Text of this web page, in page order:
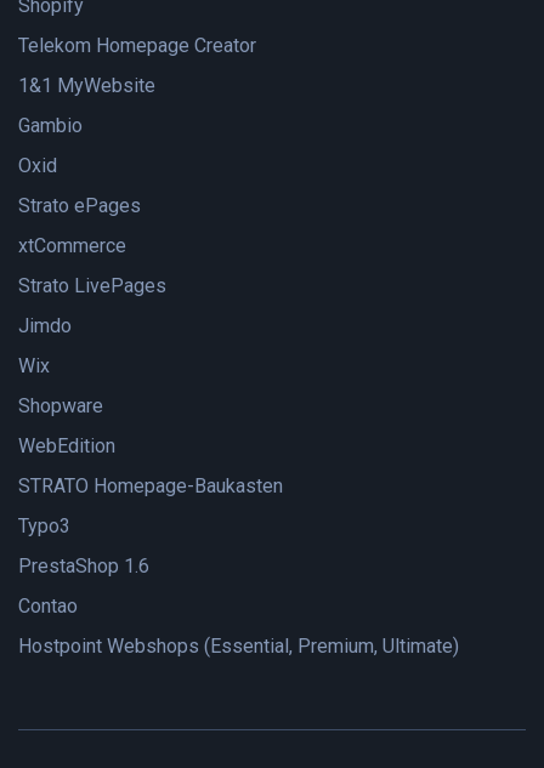
Shopify
Telekom Homepage Creator
1&1 MyWebsite
Gambio
Oxid
Strato ePages
xtCommerce
Strato LivePages
Jimdo
Wix
Shopware
WebEdition
STRATO Homepage-Baukasten
Typo3
PrestaShop 1.6
Contao
Hostpoint Webshops (Essential, Premium, Ultimate)